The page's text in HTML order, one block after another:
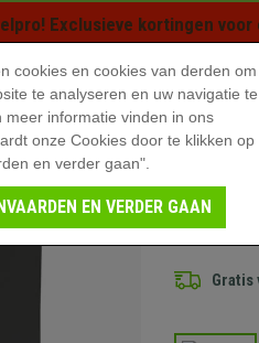
Exclusieve kortingen
laden
199,90 €
Gratis
cookies en cookies van derden om
te analyseren en uw navigatie te
meer informatie vinden in ons
onze Cookies door te klikken op
en verder gaan".
EN VERDER GAAN